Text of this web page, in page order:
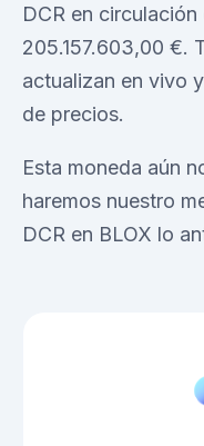
DCR en
205.157.603,00 €.
actualizan en vivo
de precios.
Esta moneda aún
haremos nuestro
DCR en BLOX lo